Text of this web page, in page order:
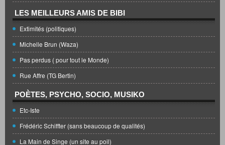
LES MEILLEURS AMIS DE BIBI
Extimités (politiques)
Michelle Brun (Waza)
Pas perdus ( pour tout le Monde)
Rue Affre (TG Bertin)
POÈTES, PSYCHO, SOCIO, MUSIKO
Etc-Iste
Frédéric Schiffter (sans beaucoup de qualités)
La Main de Singe (un site au poil)